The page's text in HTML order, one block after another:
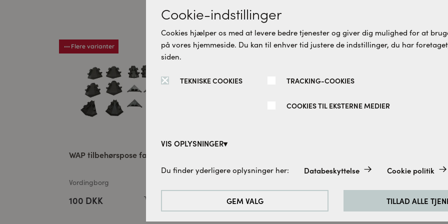
Cookie-indstillinger
Cookies hjælper os med at levere bedre tjenester og giver dig mulighed for at
på vores hjemmeside. Du kan til enhver tid justere de indstillinger, du har
siden.
TEKNISKE COOKIES TRACKING-COOKIES
COOKIES TIL EKSTERNE MEDIER
VIS OPLYSNINGER
Tekniske cookies:
Disse cookies er altid aktiveret, da de er absolut nødvendige for de
denne hjemmeside.
Tracking-cookies:
Du finder yderligere oplysninger her: Databeskyttelse Cookie politik
GEM VALG TILLAD ALLE
Flere varianter
WAP tilbehørspose farve 378
Vordingborg
100 DKK
Flere varianter
medioskabe/højskabe Hvid
365 DKK
Flere varianter
2 døre isglas mat sort
8.870 DKK